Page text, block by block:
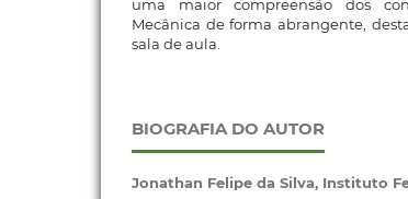
uma maior compreensão dos
Mecânica de forma abrangente,
sala de aula.
BIOGRAFIA DO AUTOR
Jonathan Felipe da Silva, Instituto